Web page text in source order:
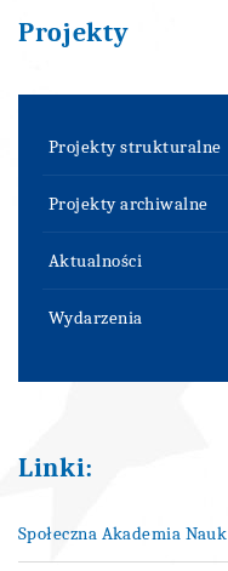
Projekty
Projekty strukturalne
Projekty archiwalne
Aktualności
Wydarzenia
Linki:
Społeczna Akademia Nauk